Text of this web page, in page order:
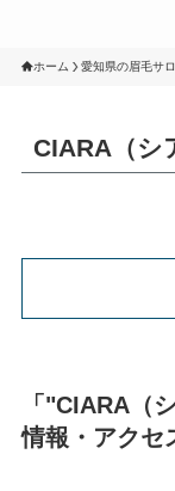
ホーム 愛知県の眉毛サ
CIARA（シ
「"CIARA（
情報・アクセ